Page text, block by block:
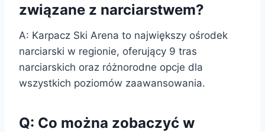
związane z narciarstwem?
A: Karpacz Ski Arena to największy ośrodek
narciarski w regionie, oferujący 9 tras
narciarskich oraz różnorodne opcje dla
wszystkich poziomów zaawansowania.
Q: Co można zobaczyć w